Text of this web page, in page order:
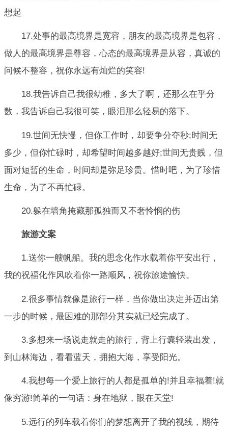
想起
17.处事的最高境界是宽容，朋友的最高境界是包容，
做人的最高境界是尊容，心态的最高境界是从容，真诚的
问候不整容，祝你永远有灿烂的笑容!
18.我告诉自己我很幼稚，多大了啊，还那么在乎分
数，我告诉自己我很可笑，眼泪那么轻易的落下。
19.世间无快慢，但你工作时，却要争分夺秒;时间无
多少，但你忙碌时，却希望时间越多越好;世间无贵贱，但
面对短暂的生命，时间却是弥足珍贵。惜时吧，为了珍惜
生命，为了不再忙碌。
20.躲在墙角掩藏那孤独而又不奢怜悯的伤
旅游文案
1.送你一艘帆船。我的思念化作水载着你平安出行，
我的祝福化作风吹着你一路顺风，祝你旅途愉快。
2.很多事情就像是旅行一样，当你做出决定并迈出第
一步的时候，最困难的那部分其实就已经完成了。
3.多想来一场说走就走的旅行，背上行囊轻装出发，
到山林海边，看看蓝天，拥抱大海，享受阳光。
4.我想每一个爱上旅行的人都是孤单的!并且幸福着!就
像穷游!简单的一句话：身在地狱，眼在天堂!
5.远行的列车载着你们的梦想离开了我的视线，期待